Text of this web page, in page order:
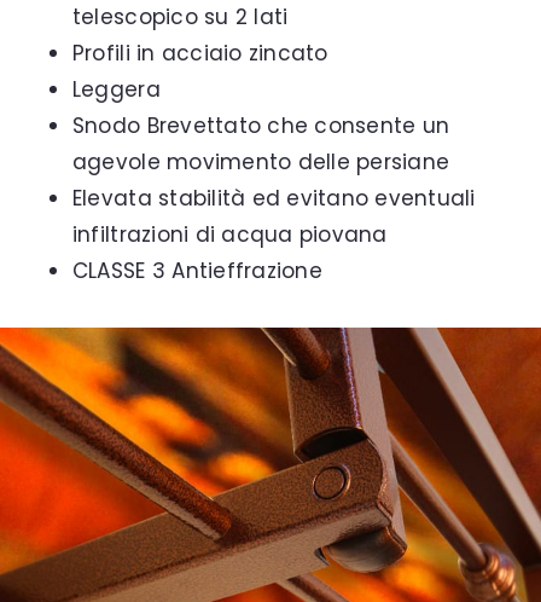
telescopico su 2 lati
Profili in acciaio zincato
Leggera
Snodo Brevettato che consente un
agevole movimento delle persiane
Elevata stabilità ed evitano eventuali
infiltrazioni di acqua piovana
CLASSE 3 Antieffrazione